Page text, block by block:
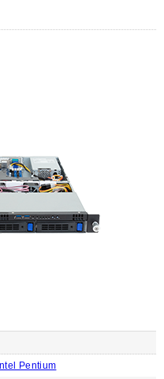
Intel Pentium